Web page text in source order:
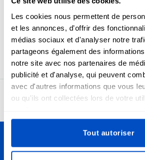
Les cookies nous permettent de
et les annonces, d'offrir des
médias sociaux et d'analyser notre
partageons également des
notre site avec nos partenaires de
publicité et d'analyse, qui peuvent
avec d'autres informations que vous
ou qu'ils ont collectées lors de votre
Tout autoriser
thermocollantes pride sont fabriquées
processus de tissage professionnel de
donnant de belles étiquettes conçues
de ces étiquettes est 45 x 30 mm / 1,77" x
4,7 24
Personnalisez vos